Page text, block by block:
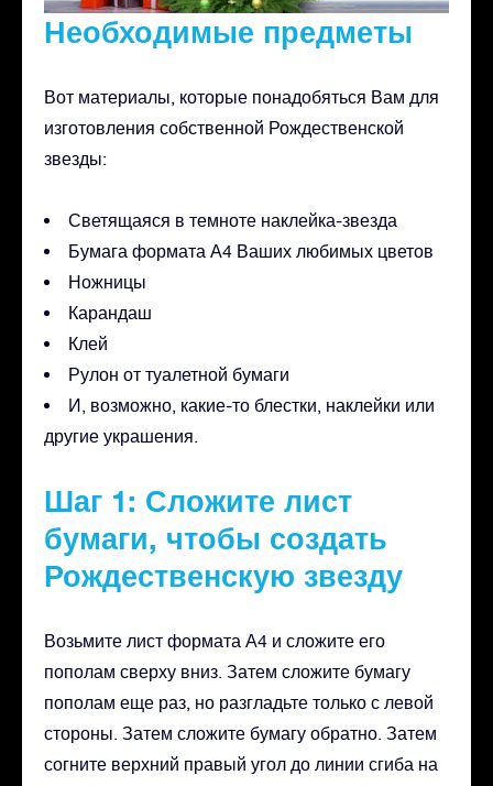
Необходимые предметы
Вот материалы, которые понадобяться Вам для
изготовления собственной Рождественской
звезды:
Светящаяся в темноте наклейка-звезда
Бумага формата А4 Ваших любимых цветов
Ножницы
Карандаш
Клей
Рулон от туалетной бумаги
И, возможно, какие-то блестки, наклейки или
другие украшения.
Шаг 1: Сложите лист
бумаги, чтобы создать
Рождественскую звезду
Возьмите лист формата А4 и сложите его
пополам сверху вниз. Затем сложите бумагу
пополам еще раз, но разгладьте только с левой
стороны. Затем сложите бумагу обратно. Затем
согните верхний правый угол до линии сгиба на